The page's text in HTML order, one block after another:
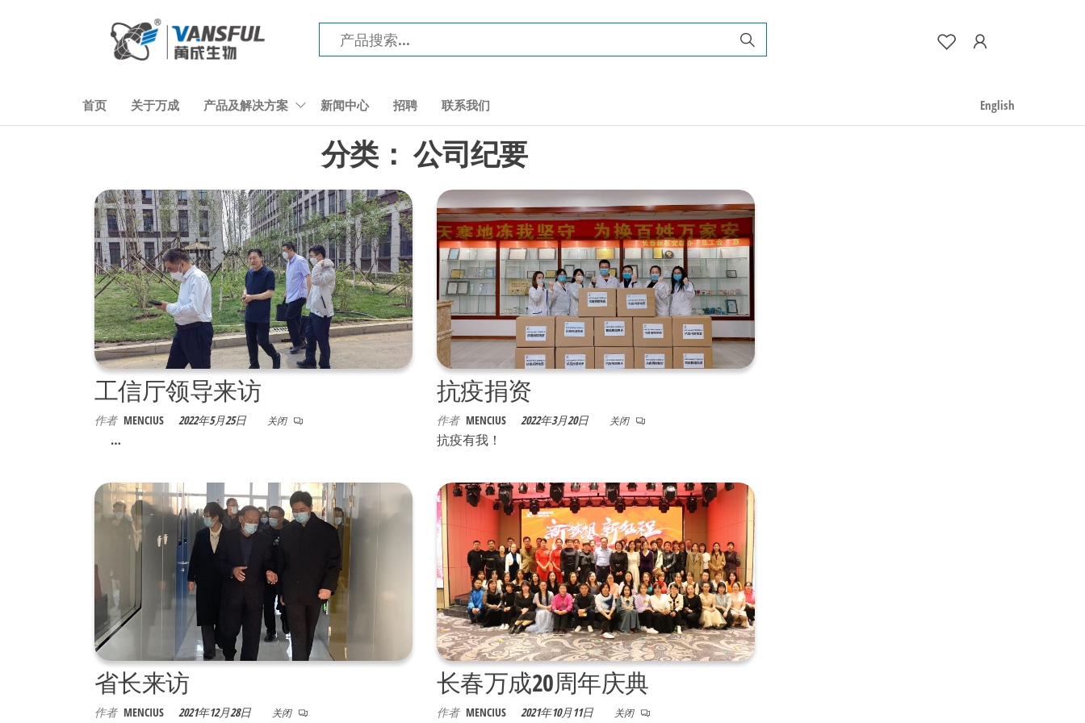
春
生
物
电
子
工
程
有
限
公
司
首页 关于万成 产品及解决方案 新闻中心 招聘 联系我们 English
分类：公司纪要
工信厅领导来访
作者 MENCIUS 2022年5月25日 关闭
…
抗疫捐资
作者 MENCIUS 2022年3月20日 关闭
抗疫有我！
省长来访
作者 MENCIUS 2021年12月28日 关闭
长春万成20周年庆典
作者 MENCIUS 2021年10月11日 关闭